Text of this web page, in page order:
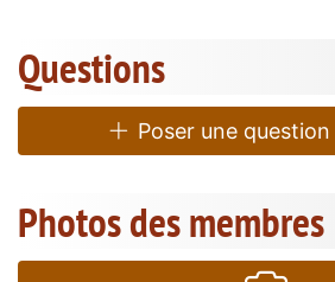
Questions
Poser une
Photos des membres